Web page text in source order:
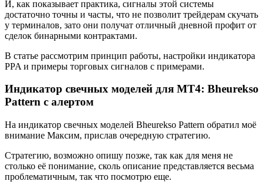
И, как показывает практика, сигналы этой системы
достаточно точны и часты, что не позволит трейдерам скучать
у терминалов, зато они получат отличный дневной профит от
сделок бинарными контрактами.
В статье рассмотрим принцип работы, настройки индикатора
PPA и примеры торговых сигналов с примерами.
Индикатор свечных моделей для МТ4: Bheurekso
Pattern с алертом
На индикатор свечных моделей Bheurekso Pattern обратил моё
внимание Максим, прислав очередную стратегию.
Стратегию, возможно опишу позже, так как для меня не
столько её понимание, сколь описание представляется весьма
проблематичным, так что посмотрю еще.